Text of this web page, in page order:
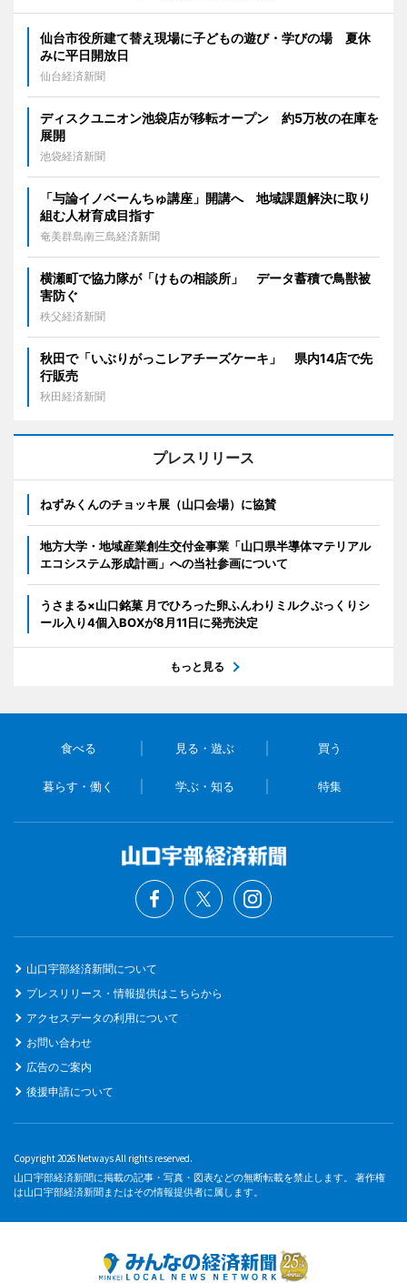
仙台市役所建て替え現場に子どもの遊び・学びの場 夏休
みに平日開放日
仙台経済新聞
ディスクユニオン池袋店が移転オープン 約5万枚の在庫を
展開
池袋経済新聞
「与論イノベーんちゅ講座」開講へ 地域課題解決に取り
組む人材育成目指す
奄美群島南三島経済新聞
横瀬町で協力隊が「けもの相談所」 データ蓄積で鳥獣被
害防ぐ
秩父経済新聞
秋田で「いぶりがっこレアチーズケーキ」 県内14店で先
行販売
秋田経済新聞
プレスリリース
ねずみくんのチョッキ展（山口会場）に協賛
地方大学・地域産業創生交付金事業「山口県半導体マテリアル
エコシステム形成計画」への当社参画について
うさまる×山口銘菓 月でひろった卵ふんわりミルクぷっくりシ
ール入り4個入BOXが8月11日に発売決定
もっと見る
食べる 見る・遊ぶ 買う
暮らす・働く 学ぶ・知る 特集
山口宇部経済新聞について
プレスリリース・情報提供はこちらから
アクセスデータの利用について
お問い合わせ
広告のご案内
後援申請について
Copyright 2026 Netways All rights reserved.
山口宇部経済新聞に掲載の記事・写真・図表などの無断転載を禁止します。 著作権
は山口宇部経済新聞またはその情報提供者に属します。